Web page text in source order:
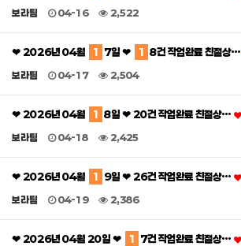
보라팀 04-16 2,522
❤ 2026년 04월 1 7일 ❤ 1 8건 작업완료 친절상…
보라팀 04-17 2,504
❤ 2026년 04월 1 8일 ❤ 20건 작업완료 친절상…
보라팀 04-18 2,425
❤ 2026년 04월 1 9일 ❤ 26건 작업완료 친절상…
보라팀 04-19 2,386
❤ 2026년 04월 20일 ❤ 1 7건 작업완료 친절상…